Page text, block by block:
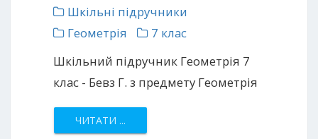
Шкільні підручники
Геометрія
7 клас
Шкільний підручник Геометрія 7
клас - Бевз Г. з предмету Геометрія
ЧИТАТИ ...